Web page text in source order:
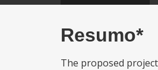
Resumo*
The proposed